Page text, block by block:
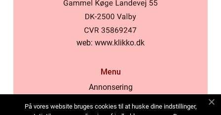
web: www.klikko.dk
Menu
Annonsering
På vores website bruges cookies til at huske dine indstillinger,